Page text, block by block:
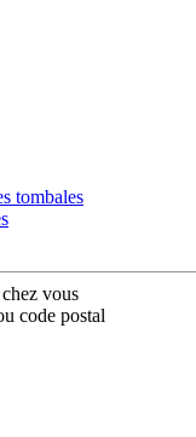
tombales
vous
code postal